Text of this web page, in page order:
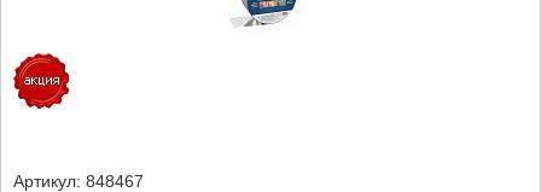
Артикул: 848467